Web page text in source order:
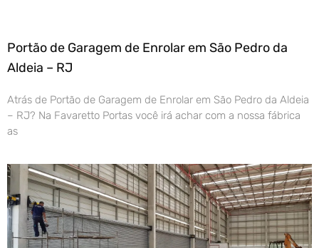
Portão de Garagem de Enrolar em São Pedro da
Aldeia – RJ
Atrás de Portão de Garagem de Enrolar em São Pedro da Aldeia
– RJ? Na Favaretto Portas você irá achar com a nossa fábrica
as